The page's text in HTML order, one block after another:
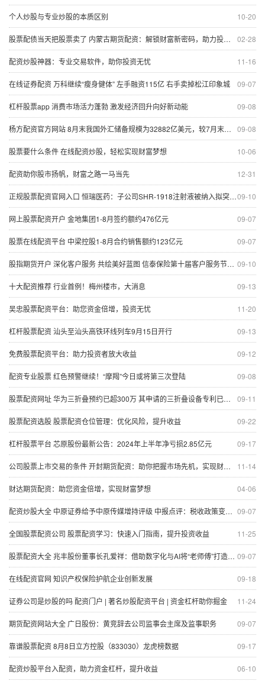
10-20
个人炒股与专业炒股的本质区别
02-28
股票配债当天把股票卖了 内蒙古期货配资：解锁财富新密码，助力投资腾飞
11-16
配资炒股神器：专业交易软件，助你投资无忧
09-07
在线证券配资 万科继续“瘦身健体” 左手融资115亿 右手卖掉松江印象城
09-08
杠杆股票app 消费市场活力蓬勃 激发经济回升向好新动能
09-08
杨方配资官方网站 8月末我国外汇储备规模为32882亿美元，较7月末上升318亿美元
10-06
股票要什么条件 在线配资炒股，轻松实现财富梦想
12-31
配资助你股市扬帆，财富之路一马当先
09-10
正规股票配资官网入口 恒瑞医药：子公司SHR-1918注射液被纳入拟突破性治疗品种公示名单
09-07
网上股票配资开户 金地集团1-8月签约额约476亿元
09-07
股票在线配资平台 中梁控股1-8月合约销售额约123亿元
09-10
股指期货开户 深化客户服务 共绘美好蓝图 信泰保险第十届客户服务节杭州站活动圆满举行
09-13
十大配资推荐 行业首例！梅州楼市，大消息
11-20
吴忠股票配资平台：助您资金倍增，投资无忧
09-13
杠杆股票配资 汕头至汕头高铁环线列车9月15日开行
09-12
免费股票配资平台：助力投资者放大收益
09-08
配资专业股票 红色预警继续！“摩羯”今日或将第三次登陆
09-11
股票配资网址 华为三折叠预约已超300万 其申请的三折叠设备专利已获授权
09-22
股票配资选股 股票配资仓位管理：优化风险，提升收益
09-17
杠杆股票平台 芯原股份最新公告：2024年上半年净亏损2.85亿元
11-14
公司股票上市交易的条件 开封期货配资：助你把握市场先机，实现财富梦想
04-06
财达期货配资：助您资金倍增，实现财富梦想
09-07
配资炒股大全 中原证券给予中原传媒增持评级 中报点评：税收政策变化影响短期利润 主营业务依旧稳健
11-25
全国股票配资公司 股票配资学习：快速入门指南，提升投资收益
09-07
股票配资大全 兆丰股份董事长孔爱祥：借助数字化与AI将“老师傅”打造成“大模型”
09-18
在线配资官网 知识产权保险护航企业创新发展
11-24
证券公司是炒股的吗 配资门户 | 著名炒股配资平台 | 资金杠杆助你掘金
09-07
期货配资网站大全 广日股份：黄竞辞去公司监事会主席及监事职务
09-17
靠谱股票配资 8月8日立方控股（833030）龙虎榜数据
06-10
配资炒股平台入配资，助力资金杠杆，提升收益